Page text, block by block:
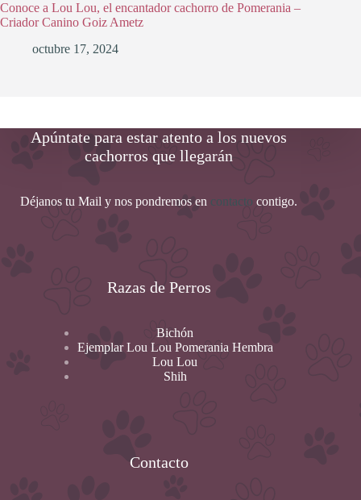
Conoce a Lou Lou, el encantador cachorro de Pomerania –
Criador Canino Goiz Ametz
octubre 17, 2024
Apúntate para estar atento a los nuevos
cachorros que llegarán
Déjanos tu Mail y nos pondremos en contactocontigo.
Razas de Perros
Bichón
Ejemplar Lou Lou Pomerania Hembra
Lou Lou
Shih
Contacto